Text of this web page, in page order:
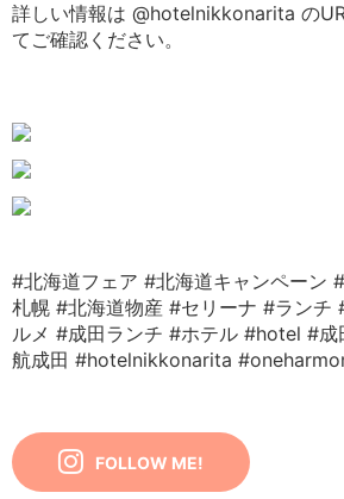
詳しい情報は @hotelnikkonarita の
てご確認ください。
#北海道フェア #北海道キャンペーン
札幌 #北海道物産 #セリーナ #ランチ
ルメ #成田ランチ #ホテル #hotel #成
航成田 #hotelnikkonarita
FOLLOW ME!